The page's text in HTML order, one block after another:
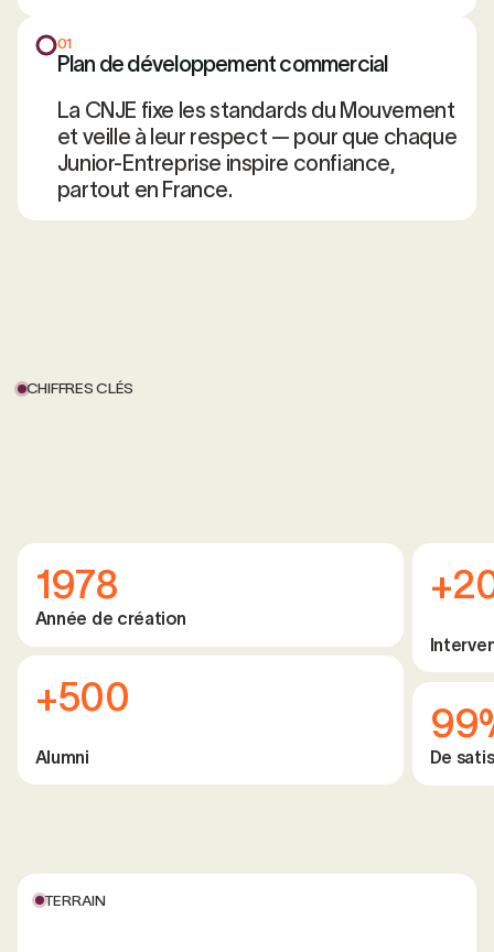
01
Plan de développement commercial
La CNJE fixe les standards du Mouvement
et veille à leur respect — pour que chaque
Junior-Entreprise inspire confiance,
partout en France.
CHIFFRES CLÉS
1978
Année de création
+500
Alumni De
TERRAIN